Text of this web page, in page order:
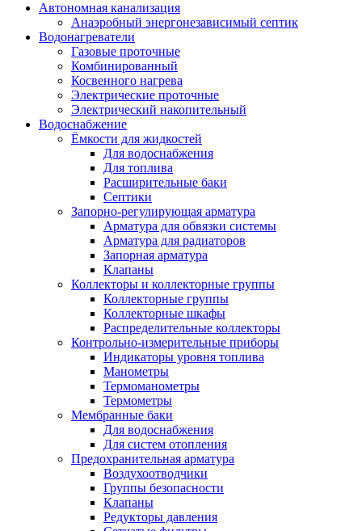
Автономная канализация
Анаэробный энергонезависимый септик
Водонагреватели
Газовые проточные
Комбинированный
Косвенного нагрева
Электрические проточные
Электрический накопительный
Водоснабжение
Ёмкости для жидкостей
Для водоснабжения
Для топлива
Расширительные баки
Септики
Запорно-регулирующая арматура
Арматура для обвязки системы
Арматура для радиаторов
Запорная арматура
Клапаны
Коллекторы и коллекторные группы
Коллекторные группы
Коллекторные шкафы
Распределительные коллекторы
Контрольно-измерительные приборы
Индикаторы уровня топлива
Манометры
Термоманометры
Термометры
Мембранные баки
Для водоснабжения
Для систем отопления
Предохранительная арматура
Воздухоотводчики
Группы безопасности
Клапаны
Редукторы давления